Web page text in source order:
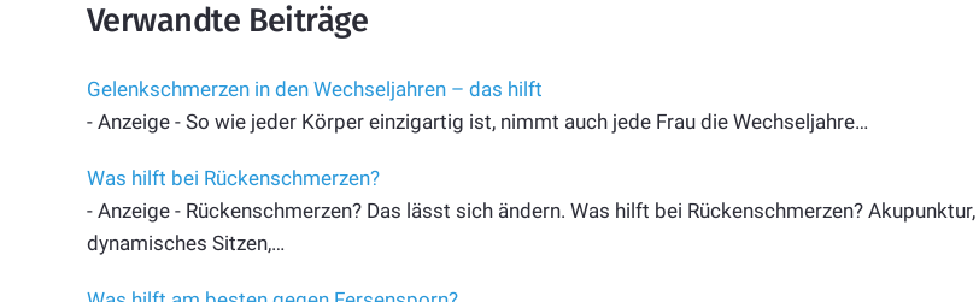
Verwandte Beiträge
Gelenkschmerzen in den Wechseljahren – das hilft
- Anzeige - So wie jeder Körper einzigartig ist, nimmt auch jede Frau die Wechseljahre…
Was hilft bei Rückenschmerzen?
- Anzeige - Rückenschmerzen? Das lässt sich ändern. Was hilft bei Rückenschmerzen? Akupunktur,
dynamisches Sitzen,…